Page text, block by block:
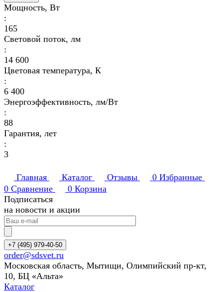
Мощность, Вт
:
165
Световой поток, лм
:
14 600
Цветовая температура, К
:
6 400
Энергоэффективность, лм/Вт
:
88
Гарантия, лет
:
3
Главная Каталог Отзывы 0 Избранные
0 Сравнение 0 Корзина
Подписаться
на новости и акции
+7 (495) 979-40-50
order@sdsvet.ru
Московская область, Мытищи, Олимпийский пр-кт,
10, БЦ «Альта»
Каталог